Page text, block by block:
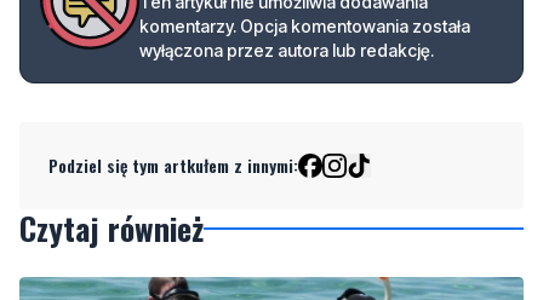
komentarzy. Opcja komentowania została
wyłączona przez autora lub redakcję.
Podziel się tym artkułem z innymi:
Czytaj również